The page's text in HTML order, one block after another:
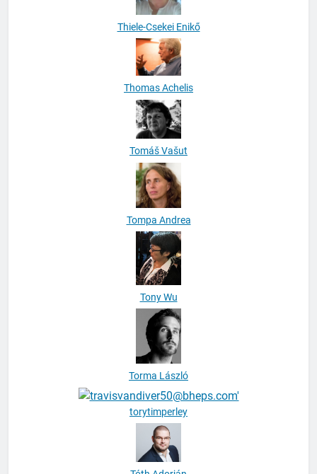
Thiele-Csekei Enikő
Thomas Achelis
Tomáš Vašut
Tompa Andrea
Tony Wu
Torma László
torytimperley